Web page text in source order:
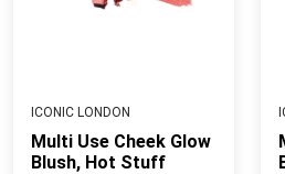
ICONIC LONDON
Multi Use Cheek Glow
Blush, Hot Stuff